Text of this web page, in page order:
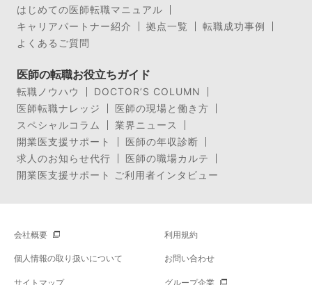
はじめての医師転職マニュアル
キャリアパートナー紹介
拠点一覧
転職成功事例
よくあるご質問
医師の転職お役立ちガイド
転職ノウハウ
DOCTOR’S COLUMN
医師転職ナレッジ
医師の現場と働き方
スペシャルコラム
業界ニュース
開業医支援サポート
医師の年収診断
求人のお知らせ代行
医師の職場カルテ
開業医支援サポート ご利用者インタビュー
会社概要 利用規約
個人情報の取り扱いについて お問い合わせ
サイトマップ グループ企業